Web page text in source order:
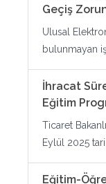
Geçiş
Ulusal
bulunmayan
İhracat
Eğitim
Ticaret
Eylül 2025
Eğitim-